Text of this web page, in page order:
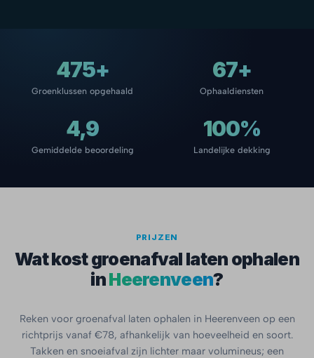
475+
Groenklussen opgehaald
67+
Ophaaldiensten
4,9
Gemiddelde beoordeling
100%
Landelijke dekking
PRIJZEN
Wat kost groenafval laten ophalen
inHeerenveen?
Reken voor groenafval laten ophalen in Heerenveen op een
richtprijs vanaf €78, afhankelijk van hoeveelheid en soort.
Takken en snoeiafval zijn lichter maar volumineus; een